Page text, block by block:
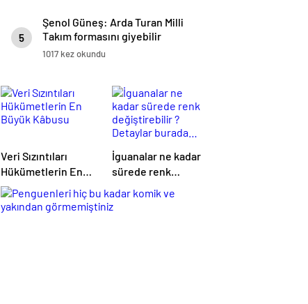
5
Şenol Güneş: Arda Turan Milli
Takım formasını giyebilir
1017 kez okundu
Veri Sızıntıları
Hükümetlerin En
Büyük Kâbusu
İguanalar ne kadar
sürede renk
değiştirebilir ?
Detaylar burada…